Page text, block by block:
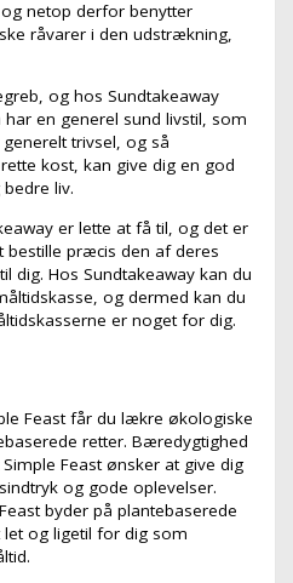
netop derfor benytter
råvarer i den udstrækning,
og hos Sundtakeaway
en generel sund livstil, som
trivsel, og så
kost, kan give dig en god
liv.
er lette at få til, og det er
præcis den af deres
dig. Hos Sundtakeaway kan du
og dermed kan du
er noget for dig.
Feast får du lækre økologiske
retter. Bæredygtighed
Feast ønsker at give dig
og gode oplevelser.
byder på plantebaserede
og ligetil for dig som